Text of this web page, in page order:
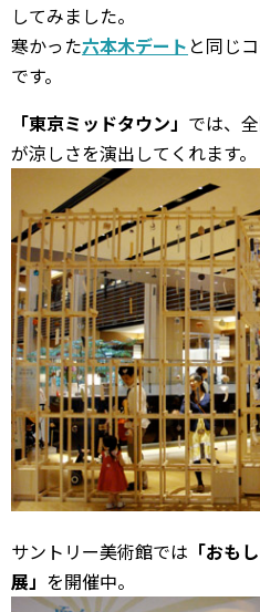
してみました。
寒かった六本木デート と同じ
です。
「東京ミッドタウン」 では、
が涼しさを演出してくれます。
サントリー美術館では 「おも
展」 を開催中。